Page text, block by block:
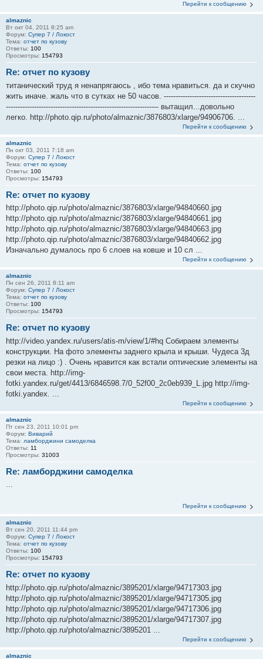
Перейти к сообщению
almaznic
Вт окт 04, 2011 8:25 am
Форум: Супер 7 / Локост
Тема: отчет по кузову
Ответы: 100
Просмотры: 154793
Re: отчет по кузову
титанический труд я ненапрягаюсь , ибо тема нравиться. да и скучно
жить иначе. жаль что в сутках не 50 часов. ---------------------------------------
----------------------------------------------------------------- вытащил...довольно
легко. http://photo.qip.ru/photo/almaznic/3876803/xlarge/94906706. ...
Перейти к сообщению
almaznic
Пн окт 03, 2011 7:18 am
Форум: Супер 7 / Локост
Тема: отчет по кузову
Ответы: 100
Просмотры: 154793
Re: отчет по кузову
http://photo.qip.ru/photo/almaznic/3876803/xlarge/94840660.jpg
http://photo.qip.ru/photo/almaznic/3876803/xlarge/94840661.jpg
http://photo.qip.ru/photo/almaznic/3876803/xlarge/94840663.jpg
http://photo.qip.ru/photo/almaznic/3876803/xlarge/94840662.jpg
Изначально думалось про 6 слоев на ковше и 10 сл ...
Перейти к сообщению
almaznic
Пн сен 26, 2011 8:11 am
Форум: Супер 7 / Локост
Тема: отчет по кузову
Ответы: 100
Просмотры: 154793
Re: отчет по кузову
http://video.yandex.ru/users/atis-m/view/1/#hq Собираем элементы
конструкции. На фото элементы заднего крыла и крыши. Чудеса 3д
резки на лицо :) . Очень нравится как встали оптические элементы на
свои места. http://img-
fotki.yandex.ru/get/4413/6846598.7/0_52f00_2c0eb939_L.jpg http://img-
fotki.yandex. ...
Перейти к сообщению
almaznic
Пт сен 23, 2011 10:01 pm
Форум: Виварий
Тема: ламборджини самоделка
Ответы: 11
Просмотры: 31003
Re: ламборджини самоделка
...
Перейти к сообщению
almaznic
Вт сен 20, 2011 11:44 pm
Форум: Супер 7 / Локост
Тема: отчет по кузову
Ответы: 100
Просмотры: 154793
Re: отчет по кузову
http://photo.qip.ru/photo/almaznic/3895201/xlarge/94717303.jpg
http://photo.qip.ru/photo/almaznic/3895201/xlarge/94717305.jpg
http://photo.qip.ru/photo/almaznic/3895201/xlarge/94717306.jpg
http://photo.qip.ru/photo/almaznic/3895201/xlarge/94717307.jpg
http://photo.qip.ru/photo/almaznic/3895201 ...
Перейти к сообщению
almaznic